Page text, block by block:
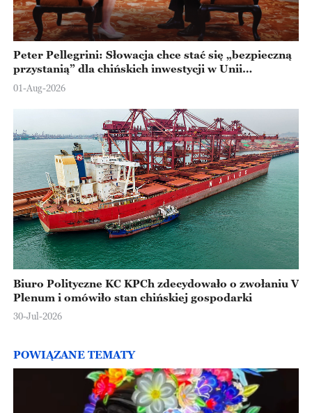
Peter Pellegrini: Słowacja chce stać się „bezpieczną
przystanią” dla chińskich inwestycji w Unii
Europejskiej
01-Aug-2026
Biuro Polityczne KC KPCh zdecydowało o zwołaniu V
Plenum i omówiło stan chińskiej gospodarki
30-Jul-2026
POWIĄZANE TEMATY